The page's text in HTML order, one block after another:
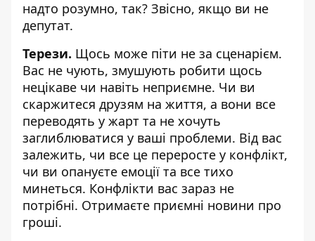
надто розумно, так? Звісно, якщо ви не
депутат.
Терези. Щось може піти не за сценарієм.
Вас не чують, змушують робити щось
нецікаве чи навіть неприємне. Чи ви
скаржитеся друзям на життя, а вони все
переводять у жарт та не хочуть
заглиблюватися у ваші проблеми. Від вас
залежить, чи все це переросте у конфлікт,
чи ви опануєте емоції та все тихо
минеться. Конфлікти вас зараз не
потрібні. Отримаєте приємні новини про
гроші.